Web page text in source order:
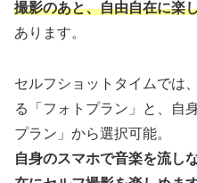
撮影のあと、自由自在に楽
あります。
セルフショットタイムでは
る「フォトプラン」と、自
プラン」から選択可能。
自身のスマホで音楽を流し